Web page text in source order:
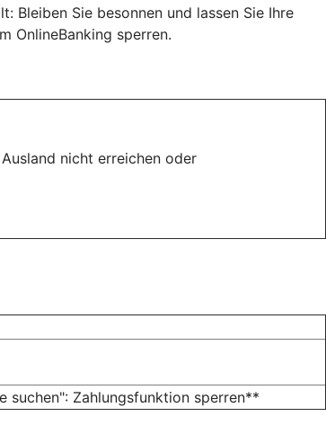
Bleiben Sie besonnen und lassen Sie Ihre
OnlineBanking sperren.
nicht erreichen oder
suchen": Zahlungsfunktion sperren**